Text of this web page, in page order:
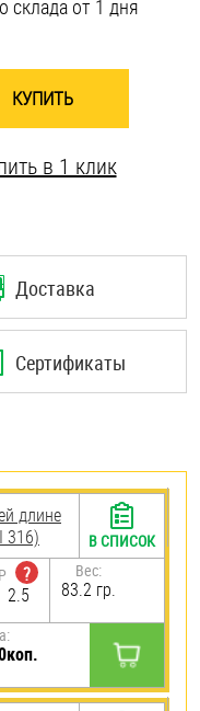
склада от 1 дня
КУПИТЬ
в 1 клик
Доставка
Сертификаты
длине
316)
P
?
2.5
Вес:
83.2 гр.
В СПИСОК